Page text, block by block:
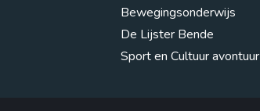
Bewegingsonderwijs
De Lijster Bende
Sport en Cultuur avontuur